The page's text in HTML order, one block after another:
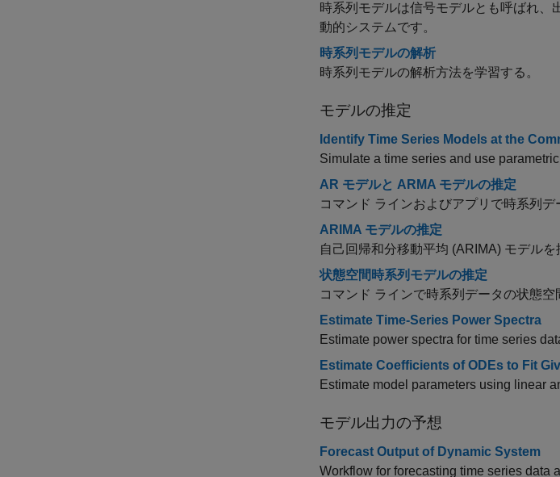
時系列モデルは信号モデルとも呼ばれ、
動的システムです。
時系列モデルの解析
時系列モデルの解析方法を学習する。
モデルの推定
Identify Time Series Models at the
Simulate a time series and use
AR モデルと ARMA モデルの推定
コマンド ラインおよびアプリで時系列
ARIMA モデルの推定
自己回帰和分移動平均 (ARIMA) モデルを
状態空間時系列モデルの推定
コマンド ラインで時系列データの状態空
Estimate Time-Series Power Spectra
Estimate power spectra for time series
Estimate Coefficients of ODEs to Fit
Estimate model parameters using linear
モデル出力の予想
Forecast Output of Dynamic System
Workflow for forecasting time series data